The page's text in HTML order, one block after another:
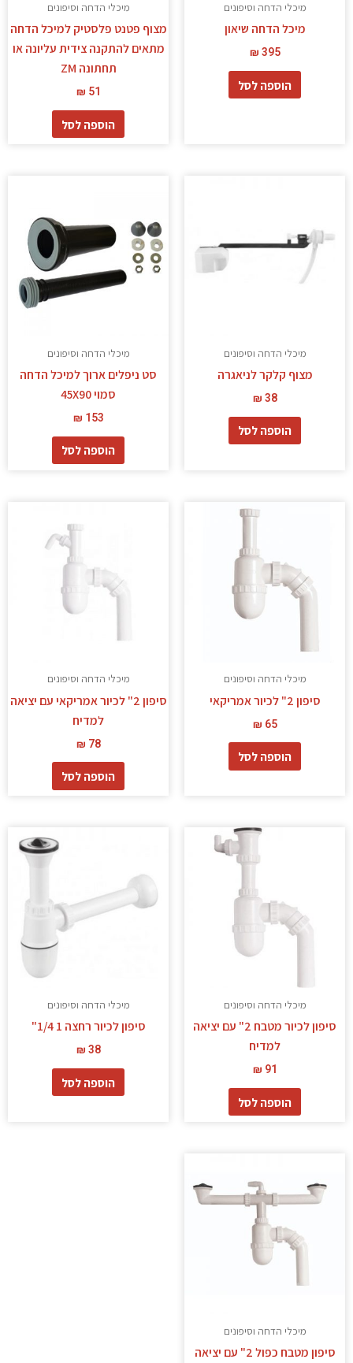
מיכלי הדחה וסיפונים
מיכל הדחה שיאון
₪ 395
הוספה לסל
מיכלי הדחה וסיפונים
מצוף פטנט פלסטיק למיכל הדחה
מתאים להתקנה צידית עליונה או
תחתונה ZM
₪ 51
הוספה לסל
מיכלי הדחה וסיפונים
מצוף קלקר לניאגרה
₪ 38
הוספה לסל
מיכלי הדחה וסיפונים
סט ניפלים ארוך למיכל הדחה
סמוי 45X90
₪ 153
הוספה לסל
מיכלי הדחה וסיפונים
סיפון 2" לכיור אמריקאי
₪ 65
הוספה לסל
מיכלי הדחה וסיפונים
סיפון 2" לכיור אמריקאי עם יציאה
למדיח
₪ 78
הוספה לסל
מיכלי הדחה וסיפונים
סיפון לכיור מטבח 2" עם יציאה
למדיח
₪ 91
הוספה לסל
מיכלי הדחה וסיפונים
סיפון לכיור רחצה 1 1/4"
₪ 38
הוספה לסל
מיכלי הדחה וסיפונים
סיפון מטבח כפול 2" עם יציאה